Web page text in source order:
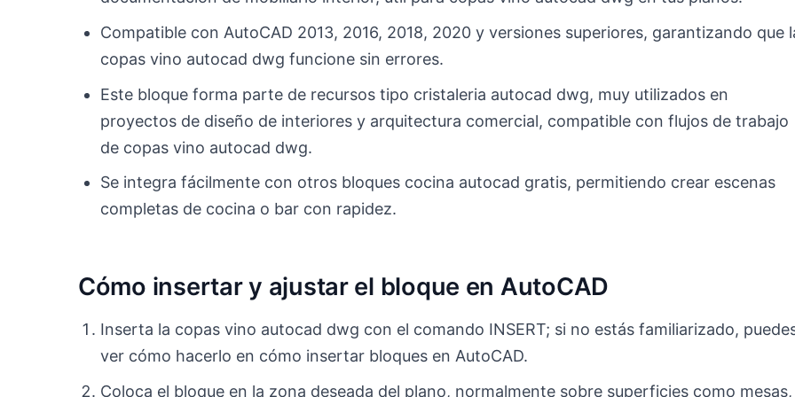
Compatible con AutoCAD 2013, 2016, 2018, 2020 y versiones superiores, garantizando que
copas vino autocad dwg funcione sin errores.
Este bloque forma parte de recursos tipo cristaleria autocad dwg, muy utilizados en
proyectos de diseño de interiores y arquitectura comercial, compatible con flujos de trabajo
de copas vino autocad dwg.
Se integra fácilmente con otros bloques cocina autocad gratis, permitiendo crear escenas
completas de cocina o bar con rapidez.
Cómo insertar y ajustar el bloque en AutoCAD
Inserta la copas vino autocad dwg con el comando INSERT; si no estás familiarizado,
ver cómo hacerlo en cómo insertar bloques en AutoCAD.
Coloca el bloque en la zona deseada del plano, normalmente sobre superficies como mesas,